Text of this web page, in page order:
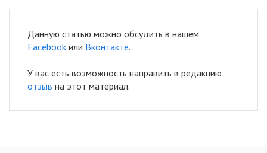
Данную статью можно обсудить в нашем
Facebook или Вконтакте.
У вас есть возможность направить в редакцию
отзыв на этот материал.